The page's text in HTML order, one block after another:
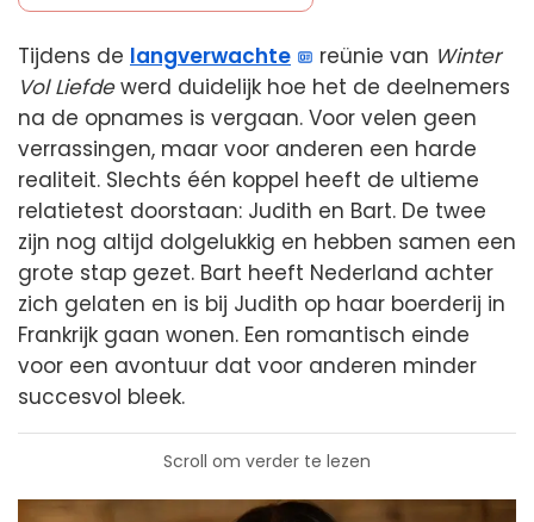
Tijdens de langverwachte reünie van Winter
Vol Liefdewerd duidelijk hoe het de deelnemers
na de opnames is vergaan. Voor velen geen
verrassingen, maar voor anderen een harde
realiteit. Slechts één koppel heeft de ultieme
relatietest doorstaan: Judith en Bart. De twee
zijn nog altijd dolgelukkig en hebben samen een
grote stap gezet. Bart heeft Nederland achter
zich gelaten en is bij Judith op haar boerderij in
Frankrijk gaan wonen. Een romantisch einde
voor een avontuur dat voor anderen minder
succesvol bleek.
Scroll om verder te lezen